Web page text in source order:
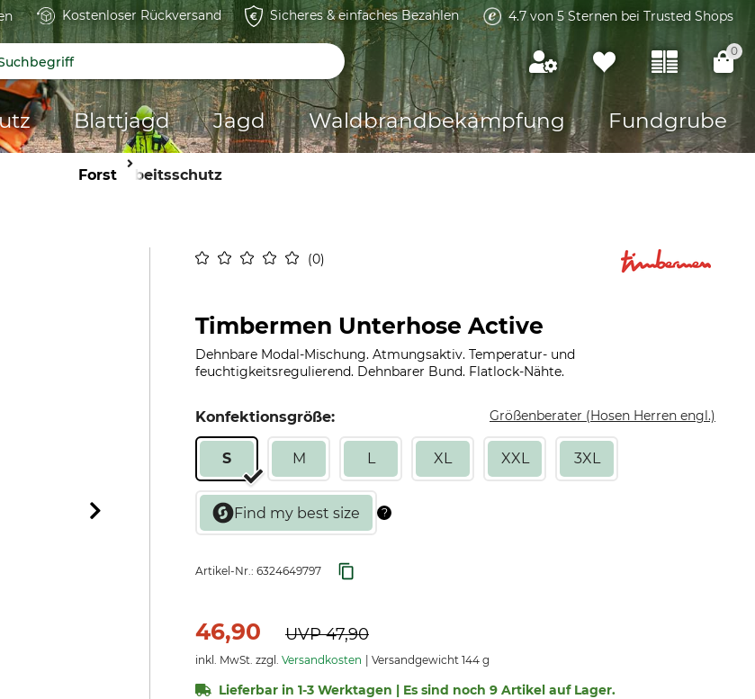
Kostenloser Rückversand Sicheres & einfaches Bezahlen 4.7 von 5 Sternen bei Trusted Shops
0
Blattjagd Jagd Waldbrandbekämpfung Fundgrube
Forst Arbeitsschutz
0
Timbermen Unterhose Active
Dehnbare Modal-Mischung. Atmungsaktiv. Temperatur- und
feuchtigkeitsregulierend. Dehnbarer Bund. Flatlock-Nähte.
Konfektionsgröße: Größenberater (Hosen Herren engl.)
S M L XL XXL 3XL
Artikel-Nr.: 6324649797
46,90 UVP47,90
inkl. MwSt. zzgl. Versandkosten Versandgewicht 144 g
Lieferbar in 1-3 Werktagen | Es sind noch 9 Artikel auf Lager.